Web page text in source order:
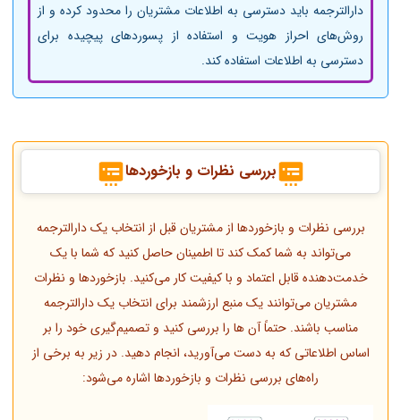
دارالترجمه باید دسترسی به اطلاعات مشتریان را محدود کرده و از
روش‌های احراز هویت و استفاده از پسوردهای پیچیده برای
دسترسی به اطلاعات استفاده کند.
بررسی نظرات و بازخوردها
بررسی نظرات و بازخوردها از مشتریان قبل از انتخاب یک دارالترجمه
می‌تواند به شما کمک کند تا اطمینان حاصل کنید که شما با یک
خدمت‌دهنده قابل اعتماد و با کیفیت کار می‌کنید. بازخوردها و نظرات
مشتریان می‌توانند یک منبع ارزشمند برای انتخاب یک دارالترجمه
مناسب باشند. حتماً آن ها را بررسی کنید و تصمیم‌گیری خود را بر
اساس اطلاعاتی که به دست می‌آورید، انجام دهید. در زیر به برخی از
راه‌های بررسی نظرات و بازخوردها اشاره می‌شود: